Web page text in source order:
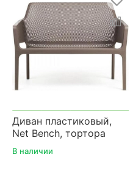
Диван пластиковый,
Net Bench, тортора
В наличии